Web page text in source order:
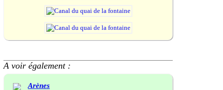
A voir également :
Arènes